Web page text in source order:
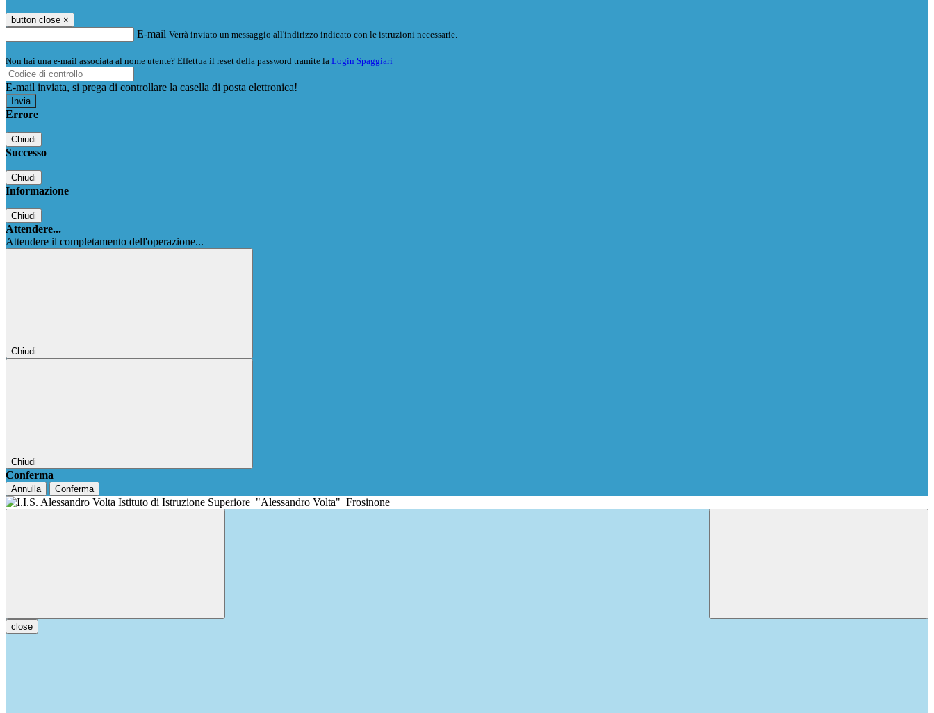
button close ×
E-mail Verrà inviato un messaggio all'indirizzo indicato con le istruzioni necessarie.
Non hai una e-mail associata al nome utente? Effettua il reset della password tramite la Login Spaggiari
E-mail inviata, si prega di controllare la casella di posta elettronica!
Errore
Chiudi
Successo
Chiudi
Informazione
Chiudi
Attendere...
Attendere il completamento dell'operazione...
Chiudi
Chiudi
Conferma
Annulla Conferma
Istituto di Istruzione Superiore "Alessandro Volta" Frosinone
close